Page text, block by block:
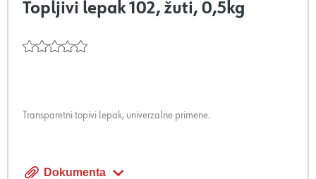
Topljivi lepak 102, žuti, 0,5kg
Transparetni topivi lepak, univerzalne primene.
Dokumenta